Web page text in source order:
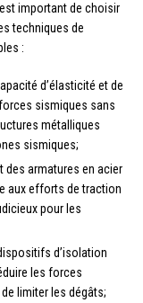
important de choisir
techniques de
:
d’élasticité et de
sismiques sans
métalliques
sismiques;
des armatures en acier
aux efforts de traction
pour les
d’isolation
les forces
limiter les dégâts;